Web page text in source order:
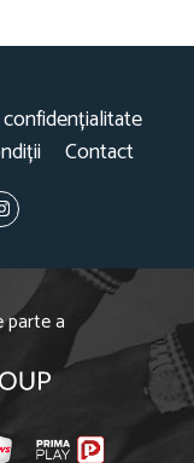
Contact
parte a